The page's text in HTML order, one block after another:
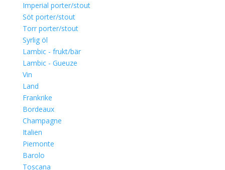
Imperial porter/stout
Söt porter/stout
Torr porter/stout
Syrlig öl
Lambic - frukt/bär
Lambic - Gueuze
Vin
Land
Frankrike
Bordeaux
Champagne
Italien
Piemonte
Barolo
Toscana